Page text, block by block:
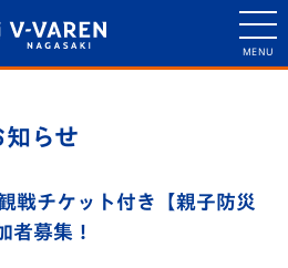
知らせ
戦チケット付き【親子防災
者募集！